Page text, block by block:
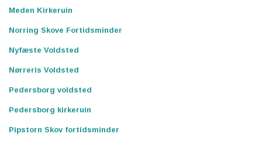
Meden Kirkeruin
Norring Skove Fortidsminder
Nyfæste Voldsted
Nørreris Voldsted
Pedersborg voldsted
Pedersborg kirkeruin
Pipstorn Skov fortidsminder